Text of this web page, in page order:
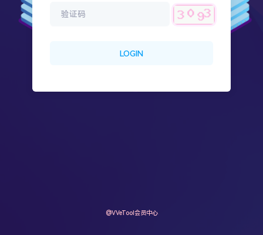
LOGIN
@VVeTool会员中心